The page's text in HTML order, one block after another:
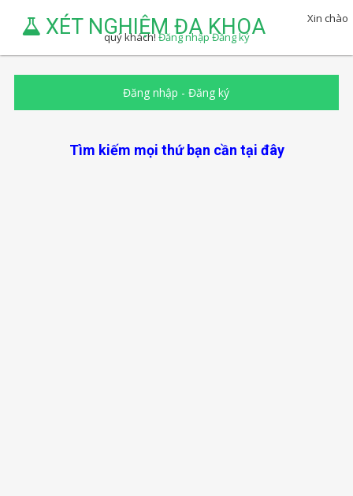
XÉT NGHIỆM ĐA KHOA
Xin chào
quý khách!Đăng nhậpĐăng ký
Đăng nhập -Đăng ký
Tìm kiếm mọi thứ bạn cần tại đây